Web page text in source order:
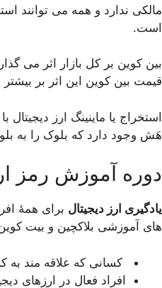
مالکی ندارد و همه می توانند
است.
بین کوین بر کل بازار اثر می
قیمت بین کوین این اثر بر
استخراج یا ماینینگ ارز
هَش وجود دارد که بلوک را به
دوره آموزش رمز
یادگیری ارز دیجیتال برای همۀ
های آموزشی بلاکچین و بیت
کسانی که علاقه مند به
افراد فعال در ارزهای